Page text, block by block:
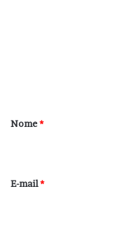
r
*
Nome*
E-mail*